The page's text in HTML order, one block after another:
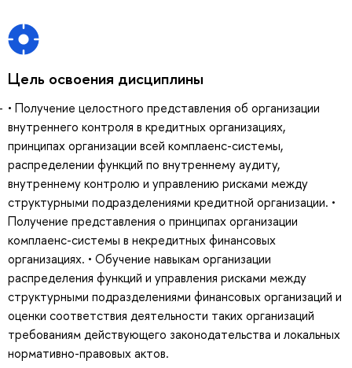
Цель освоения дисциплины
• Получение целостного представления об организации
внутреннего контроля в кредитных организациях,
принципах организации всей комплаенс-системы,
распределении функций по внутреннему аудиту,
внутреннему контролю и управлению рисками между
структурными подразделениями кредитной организации. •
Получение представления о принципах организации
комплаенс-системы в некредитных финансовых
организациях. • Обучение навыкам организации
распределения функций и управления рисками между
структурными подразделениями финансовых организаций и
оценки соответствия деятельности таких организаций
требованиям действующего законодательства и локальных
нормативно-правовых актов.